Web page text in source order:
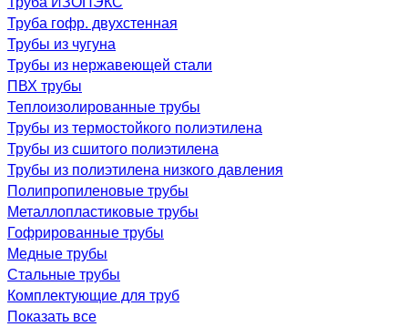
Труба гофр. двухстенная
Трубы из чугуна
Трубы из нержавеющей стали
ПВХ трубы
Теплоизолированные трубы
Трубы из термостойкого полиэтилена
Трубы из сшитого полиэтилена
Трубы из полиэтилена низкого давления
Полипропиленовые трубы
Металлопластиковые трубы
Гофрированные трубы
Медные трубы
Стальные трубы
Комплектующие для труб
Показать все